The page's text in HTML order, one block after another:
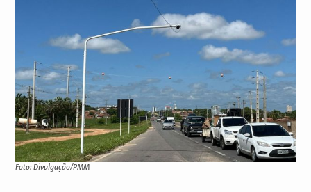
Foto: Divulgação/PMM